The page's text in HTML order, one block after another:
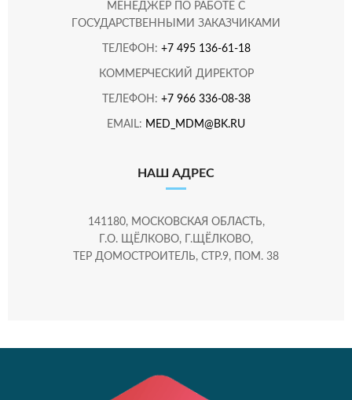
МЕНЕДЖЕР ПО РАБОТЕ С
ГОСУДАРСТВЕННЫМИ ЗАКАЗЧИКАМИ
ТЕЛЕФОН: +7 495 136-61-18
КОММЕРЧЕСКИЙ ДИРЕКТОР
ТЕЛЕФОН: +7 966 336-08-38
EMAIL: MED_MDM@BK.RU
НАШ АДРЕС
141180, МОСКОВСКАЯ ОБЛАСТЬ,
Г.О. ЩЁЛКОВО, Г.ЩЁЛКОВО,
ТЕР ДОМОСТРОИТЕЛЬ, СТР.9, ПОМ. 38